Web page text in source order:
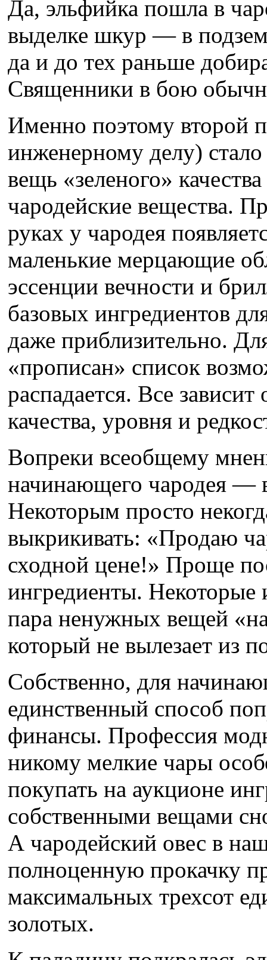
Да, эльфийка пошла в
выделке шкур — в
да и до тех раньше
Священники в бою
Именно поэтому второй
инженерному делу)
вещь «зеленого»
чародейские вещества.
руках у чародея
маленькие мерцающие
эссенции вечности и
базовых ингредиентов
даже приблизительно.
«прописан» список
распадается. Все
качества, уровня и
Вопреки всеобщему
начинающего чародея —
Некоторым просто
выкрикивать: «Продаю
сходной цене!» Проще
ингредиенты. Некоторые
пара ненужных вещей
который не вылезает из
Собственно, для
единственный способ
финансы. Профессия
никому мелкие чары
покупать на аукционе
собственными вещами
А чародейский овес в
полноценную прокачку
максимальных трехсот
золотых.